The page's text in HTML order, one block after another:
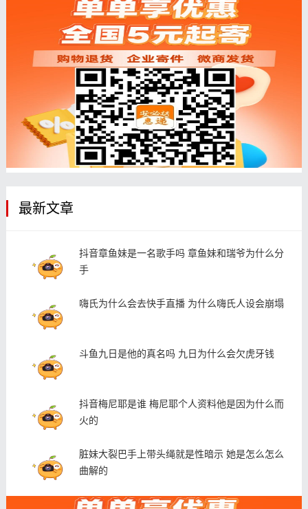
最新文章
抖音章鱼妹是一名歌手吗 章鱼妹和瑞爷为什么分
手
嗨氏为什么会去快手直播 为什么嗨氏人设会崩塌
斗鱼九日是他的真名吗 九日为什么会欠虎牙钱
抖音梅尼耶是谁 梅尼耶个人资料他是因为什么而
火的
脏妹大裂巴手上带头绳就是性暗示 她是怎么怎么
曲解的